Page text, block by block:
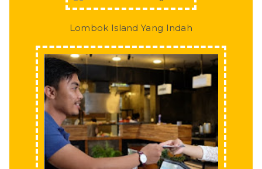
Lombok Island Yang Indah